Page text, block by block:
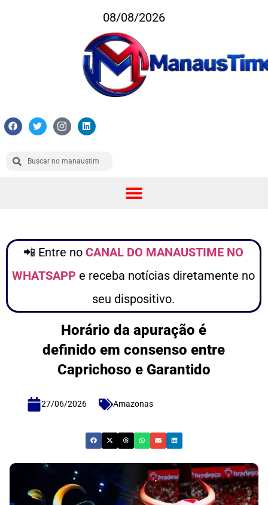
08/08/2026
📲 Entre no CANAL DO MANAUSTIME NO
WHATSAPP e receba notícias diretamente no
seu dispositivo.
Horário da apuração é
definido em consenso entre
Caprichoso e Garantido
27/06/2026 Amazonas